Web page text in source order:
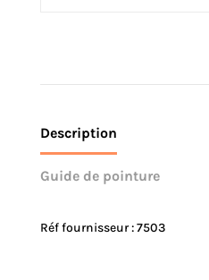
Description
Guide de pointure
Réf fournisseur : 7503